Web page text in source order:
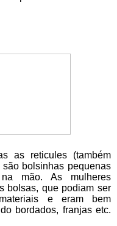
bolsinhas pequenas
mão. As mulheres
bolsas, que podiam ser
e eram bem
bordados, franjas etc.